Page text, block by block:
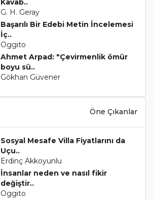
Kavab..
G. H. Geray
Başarılı Bir Edebi Metin İncelemesi
İç..
Oggito
Ahmet Arpad: "Çevirmenlik ömür
boyu sü..
Gökhan Güvener
Öne Çıkanlar
Sosyal Mesafe Villa Fiyatlarını da
Uçu..
Erdinç Akkoyunlu
İnsanlar neden ve nasıl fikir
değiştir..
Oggito